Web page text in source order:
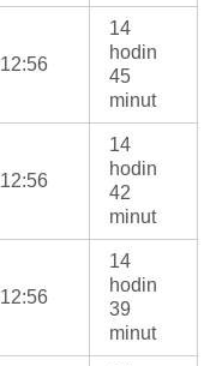
12:56
14
hodin
45
minut
12:56
14
hodin
42
minut
12:56
14
hodin
39
minut